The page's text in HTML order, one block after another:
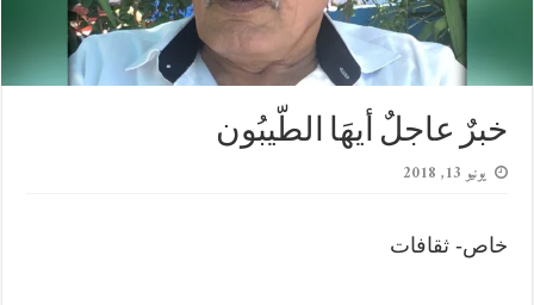
خبرٌ عاجلٌ أيهَا الطّيبُون
يونيو 13, 2018
خاص- ثقافات